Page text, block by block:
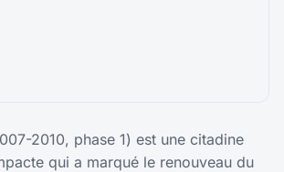
2010, phase 1) est une citadine
qui a marqué le renouveau du